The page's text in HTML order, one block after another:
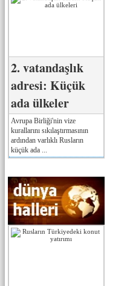
2. vatandaşlık
adresi: Küçük
ada ülkeler
Avrupa Birliği'nin vize
kurallarını sıkılaştırmasının
ardından varlıklı Rusların
küçük ada ...